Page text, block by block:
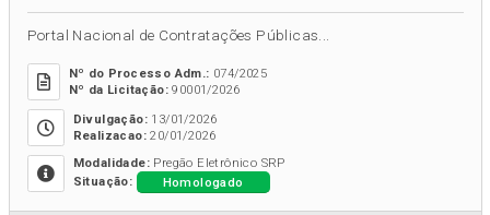
Portal Nacional de Contratações Públicas...
Nº do Processo Adm.: 074/2025
Nº da Licitação:90001/2026
Divulgação:13/01/2026
Realizacao:20/01/2026
Modalidade:Pregão Eletrônico SRP
Situação:
Homologado